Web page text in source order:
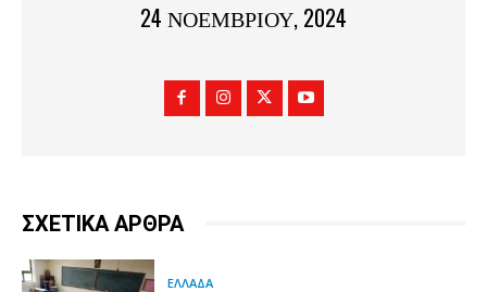
24 ΝΟΕΜΒΡΊΟΥ, 2024
ΣΧΕΤΙΚΑ ΑΡΘΡΑ
ΕΛΛΑΔΑ